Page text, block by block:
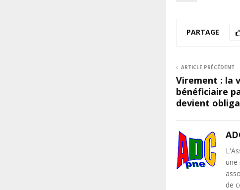
PARTAGE
ARTICLE PRÉCÉDENT
Virement : la
bénéficiaire
devient
une
de